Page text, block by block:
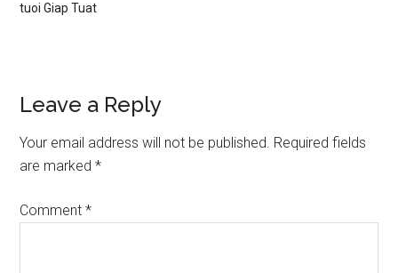
tuoi Giap Tuat
Reader
Interactions
Leave a Reply
Your email address will not be published. Required fields
are marked*
Comment*